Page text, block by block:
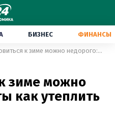
БИЗНЕС ФИНАНСЫ
Подготовиться к зиме можно недорого: советы как утеплить жилье
зиме можно
как утеплить